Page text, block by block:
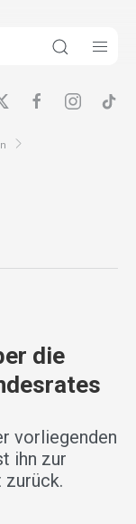
die
vorliegenden
ihn zur
zurück.